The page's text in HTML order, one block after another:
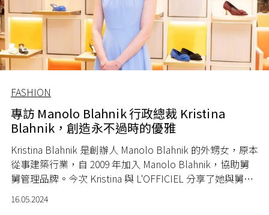
FASHION
專訪 Manolo Blahnik 行政總裁 Kristina
Blahnik，創造永不過時的優雅
Kristina Blahnik 是創辦人 Manolo Blahnik 的外甥女，原本
從事建築行業，自 2009 年加入 Manolo Blahnik，協助舅
舅管理品牌。今次 Kristina 與 L'OFFICIEL 分享了她與舅舅
款。
16.05.2024